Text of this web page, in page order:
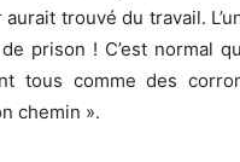
trouvé du travail.
prison ! C’est normal
tous comme des
chemin ».